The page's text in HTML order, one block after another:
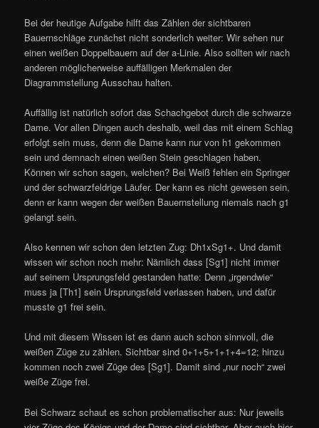
Bei der heutige Aufgabe hilft das Zählen der sichtbaren
Bauernschläge zunächst nicht sonderlich weiter: Wir sehen nur
einen weißen Doppelbauern auf der a-Linie. Also sollten wir nach
anderen möglicherweise auffälligen Merkmalen der
Diagrammstellung Ausschau halten.
Auffällig ist natürlich sofort das Schachgebot durch die schwarze
Dame. Vor allen Dingen auch deshalb, weil das mit einem Schlag
erfolgt sein muss, denn die Dame kann nur von h1 gekommen
sein und demnach einen weißen Stein geschlagen haben.
Können wir schon sagen, welchen? Bei Weiß fehlen ein Springer
und der schwarzfeldrige Läufer. Der kann es nicht gewesen sein,
denn er kann wegen der weißen Bauernstellung niemals nach g1
gelangt sein.
Also kennen wir schon den letzten Zug: Dh1xSg1+. Und damit
wissen wir schon noch mehr: Nämlich dass [Sg1] nicht immer
auf seinem Ursprungsfeld gestanden hatte: Denn „irgendwie“
muss ja [Th1] sein Ursprungsfeld verlassen haben, und dafür
musste g1 frei sein.
Und mit diesem Wissen ist es dann auch schon sinnvoll, die
weißen Züge zu zählen. Sichtbar sind 0+1+5+1+1+4=12; hinzu
kommen noch zwei Züge des [Sg1]. Damit sind „nur noch“ zwei
weiße Züge frei.
Bei Schwarz schaut es schon problematischer aus: Nur jeweils